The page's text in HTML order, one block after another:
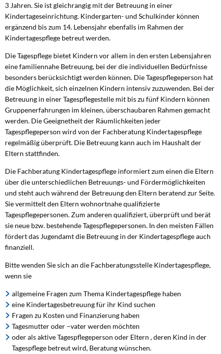
3 Jahren. Sie ist gleichrangig mit der Betreuung in einer
Kindertageseinrichtung. Kindergarten- und Schulkinder können
ergänzend bis zum 14. Lebensjahr ebenfalls im Rahmen der
Kindertagespflege betreut werden.
Die Tagespflege bietet Kindern vor allem in den ersten Lebensjahren
eine familiennahe Betreuung, bei der die individuellen Bedürfnisse
besonders berücksichtigt werden können. Die Tagespflegeperson hat
die Möglichkeit, sich einzelnen Kindern intensiv zuzuwenden. Bei der
Betreuung in einer Tagespflegestelle mit bis zu fünf Kindern können
Gruppenerfahrungen im kleinen, überschaubaren Rahmen gemacht
werden. Die Geeignetheit der Räumlichkeiten jeder
Tagespflegeperson wird von der Fachberatung Kindertagespflege
regelmäßig überprüft. Die Betreuung kann auch im Haushalt der
Eltern stattfinden.
Die Fachberatung Kindertagespflege informiert zum einen die Eltern
über die unterschiedlichen Betreuungs- und Fördermöglichkeiten
und steht auch während der Betreuung den Eltern beratend zur Seite.
Sie vermittelt den Eltern wohnortnahe qualifizierte
Tagespflegepersonen. Zum anderen qualifiziert, überprüft und berät
sie neue bzw. bestehende Tagespflegepersonen. In den meisten Fällen
fördert das Jugendamt die Betreuung in der Kindertagespflege auch
finanziell.
Bitte wenden Sie sich an die Fachberatungsstelle Kindertagespflege,
wenn sie
allgemeine Fragen zum Thema Kindertagespflege haben
eine Kindertagesbetreuung für ihr Kind suchen
Fragen zu Kosten und Finanzierung haben
Tagesmutter oder –vater werden möchten
oder als aktive Tagespflegeperson oder Eltern , deren Kind in der
Tagespflege betreut wird, Beratung wünschen.